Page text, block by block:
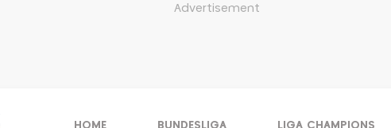
Advertisement
HOME BUNDESLIGA LIGA CHAMPIONS